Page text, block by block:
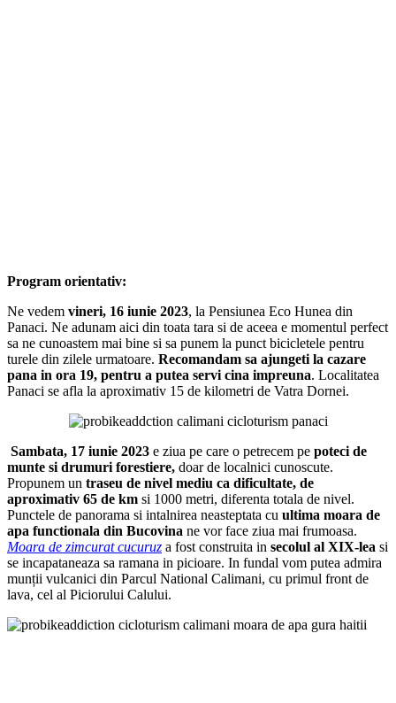
Program orientativ:
Ne vedem vineri, 16 iunie 2023, la Pensiunea Eco Hunea din
Panaci. Ne adunam aici din toata tara si de aceea e momentul perfect
sa ne cunoastem mai bine si sa punem la punct bicicletele pentru
turele din zilele urmatoare. Recomandam sa ajungeti la cazare
pana in ora 19, pentru a putea servi cina impreuna. Localitatea
Panaci se afla la aproximativ 15 de kilometri de Vatra Dornei.
Sambata, 17 iunie 2023 e ziua pe care o petrecem pe poteci de
munte si drumuri forestiere, doar de localnici cunoscute.
Propunem un traseu de nivel mediu ca dificultate, de
aproximativ 65 de km si 1000 metri, diferenta totala de nivel.
Punctele de panorama si intalnirea neasteptata cu ultima moara de
apa functionala din Bucovina ne vor face ziua mai frumoasa.
Moara de zimcurat cucuruz a fost construita in secolul al XIX-lea si
se incapataneaza sa ramana in picioare. In fundal vom putea admira
munții vulcanici din Parcul National Calimani, cu primul front de
lava, cel al Piciorului Calului.